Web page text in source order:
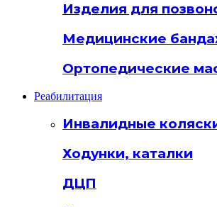
Изделия для
Медицинские
Ортопедические
Реабилитация
Инвалидные
Ходунки, каталки
ДЦП